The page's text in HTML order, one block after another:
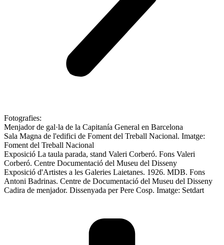
Fotografies:
Menjador de gal·la de la Capitanía General en Barcelona
Sala Magna de l'edifici de Foment del Treball Nacional. Imatge:
Foment del Treball Nacional
Exposició La taula parada, stand Valeri Corberó. Fons Valeri
Corberó. Centre Documentació del Museu del Disseny
Exposició d'Artistes a les Galeries Laietanes. 1926. MDB. Fons
Antoni Badrinas​. Centre de Documentació del Museu del Disseny
Cadira de menjador. Dissenyada per Pere Cosp. Imatge: Setdart